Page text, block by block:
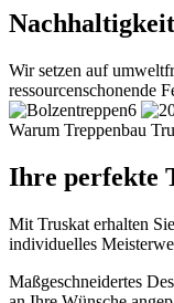
Nachhaltigkeit
Wir setzen auf
ressourcenschonende
Warum Treppenbau
Ihre perfekte
Mit Truskat erhalten
individuelles
Maßgeschneidertes